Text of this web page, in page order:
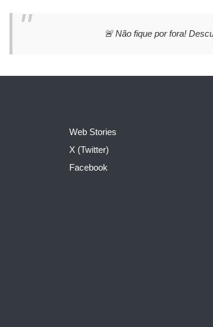
🚨 Não fique por fora!
Web Stories
X (Twitter)
Facebook